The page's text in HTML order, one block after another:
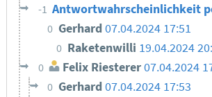
-1 Antwortwahrscheinlichkeit
0 Gerhard 07.04.2024 17:51
0 Raketenwilli 19.04.2024
0 Felix Riesterer07.04.2024
0 Gerhard 07.04.2024 17:53